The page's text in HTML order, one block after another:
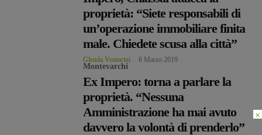
proprietà: “Siete responsabili di
un’operazione immobiliare finita
male. Chiedete scusa alla città”
Glenda Venturini 6 Marzo 2019
Montevarchi
Ex Impero: torna a parlare la
proprietà. “Nessuna
Amministrazione ha mai avuto
davvero la volontà di prenderlo”
×